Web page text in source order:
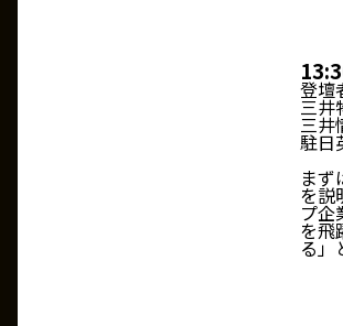
登壇
三井
三井
駐日
ま
を説
プ企
を飛
る」